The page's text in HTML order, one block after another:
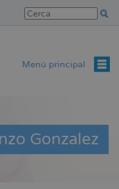
Menú principal
Gonzalez